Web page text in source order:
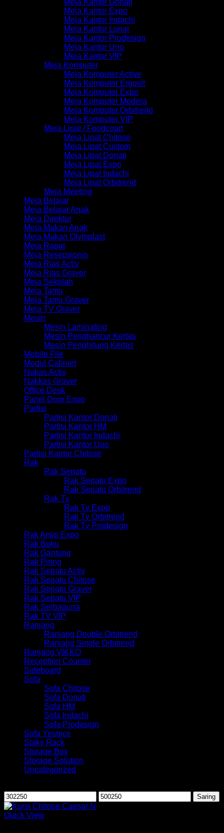
Meja Kantor Donati
Meja Kantor Expo
Meja Kantor Indachi
Meja Kantor Lunar
Meja Kantor Prodesign
Meja Kantor Uno
Meja Kantor VIP
Meja Komputer
Meja Komputer Active
Meja Komputer Ergosit
Meja Komputer Expo
Meja Komputer Modera
Meja Komputer Orbitrend
Meja Komputer VIP
Meja Lipat / Foodcourt
Meja Lipat Chitose
Meja Lipat Custom
Meja Lipat Donati
Meja Lipat Expo
Meja Lipat Indachi
Meja Lipat Orbitrend
Meja Meeting
Meja Belajar
Meja Belajar Anak
Meja Direktur
Meja Makan Anak
Meja Makan Olymplast
Meja Rapat
Meja Resepsionis
Meja Rias Activ
Meja Rias Graver
Meja Sekolah
Meja Tamu
Meja Tamu Graver
Meja TV Graver
Mesin
Mesin Laminating
Mesin Penghancur Kertas
Mesin Penghitung Kertas
Mobile File
Modul Cabinet
Nakas Activ
Nakkas Graver
Office Desk
Panel Door Expo
Partisi
Partisi Kantor Donati
Partisi Kantor HM
Partisi Kantor Indachi
Partisi Kantor Uno
Partisi Kantor Chitose
Rak
Rak Sepatu
Rak Sepatu Expo
Rak Sepatu Orbitrend
Rak Tv
Rak Tv Expo
Rak Tv Orbitrend
Rak Tv Prodesign
Rak Arsip Expo
Rak Buku
Rak Gantung
Rak Piring
Rak Sepatu Activ
Rak Sepatu Chitose
Rak Sepatu Graver
Rak Sepatu VIP
Rak Serbaguna
Rak TV VIP
Ranjang
Ranjang Double Orbitrend
Ranjang Single Orbitrend
Ranjang VIKKO
Reception Counter
Sideboard
Sofa
Sofa Chitose
Sofa Donati
Sofa HM
Sofa Indachi
Sofa Prodesign
Sofa Yesnice
Staky Rack
Storage Box
Storage Solution
Uncategorized
Harga
terendah
Harga
tertinggi
Saring
Quick View